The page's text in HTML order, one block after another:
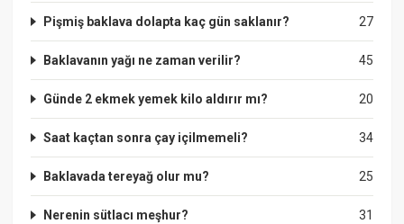
27
Pişmiş baklava dolapta kaç gün saklanır?
45
Baklavanın yağı ne zaman verilir?
20
Günde 2 ekmek yemek kilo aldırır mı?
34
Saat kaçtan sonra çay içilmemeli?
25
Baklavada tereyağ olur mu?
31
Nerenin sütlacı meşhur?